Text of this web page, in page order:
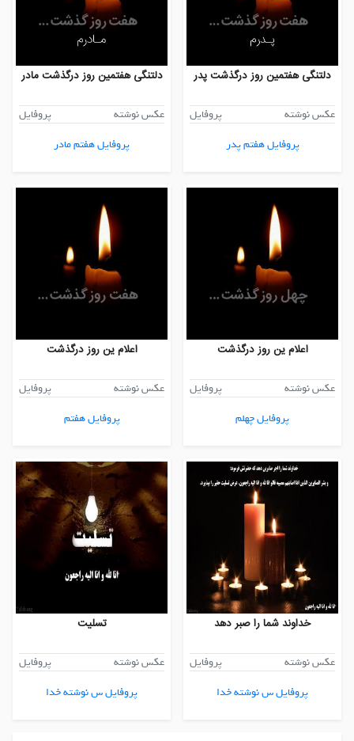
دلتنگی هفتمین روز درگذشت پدر
عکس نوشته
پروفایل
پروفایل هفتم پدر
دلتنگی هفتمین روز درگذشت مادر
عکس نوشته
پروفایل
پروفایل هفتم مادر
اعلام ین روز درگذشت
عکس نوشته
پروفایل
پروفایل چهلم
اعلام ین روز درگذشت
عکس نوشته
پروفایل
پروفایل هفتم
خداوند شما را صبر دهد
عکس نوشته
پروفایل
پروفایل س نوشته خدا
تسلیت
عکس نوشته
پروفایل
پروفایل س نوشته خدا